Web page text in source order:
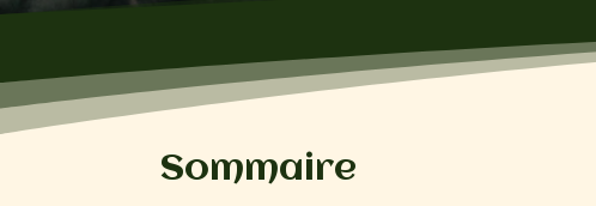
Sommaire